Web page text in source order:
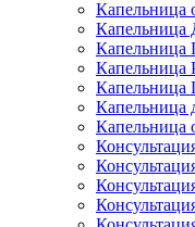
Капельница
Капельница
Капельница
Капельница
Капельница
Капельница
Капельница